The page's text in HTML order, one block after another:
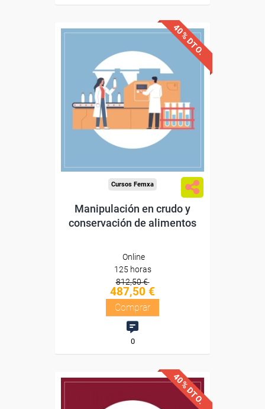
40% DTO.
Descuentos especiales
Sin requisitos de acceso
Diploma
Cursos Femxa
Manipulación en crudo y
conservación de alimentos
Online
125 horas
812,50 €
487,50 €
Comprar
0
40% DTO.